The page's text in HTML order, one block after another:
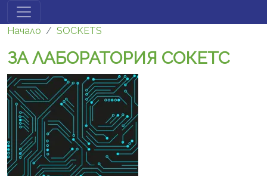
Премини към основното съдържание
Начало SOCKETS
ЗА ЛАБОРАТОРИЯ СОКЕТС